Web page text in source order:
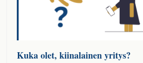
Kuka olet, kiinalainen yritys?